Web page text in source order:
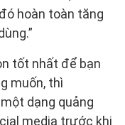
hoàn toàn tăng
tốt nhất để bạn
muốn, thì
dạng quảng
media trước khi